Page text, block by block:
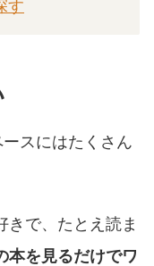
す
スにはたくさん
きで、たとえ読ま
本を見るだけでワ